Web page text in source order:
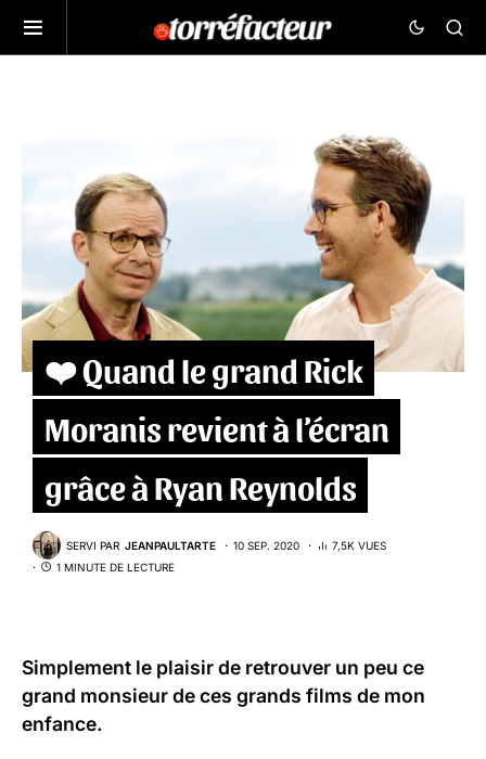
❤️ Quand le grand Rick
Moranis revient à l’écran
grâce à Ryan Reynolds
SERVI PAR JEANPAULTARTE 10 SEP. 2020
7,5K VUES
1 MINUTE DE LECTURE
Simplement le plaisir de retrouver un peu ce
grand monsieur de ces grands films de mon
enfance.